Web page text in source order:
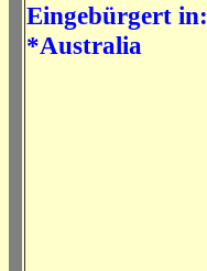
Eingebürgert in:
*Australia